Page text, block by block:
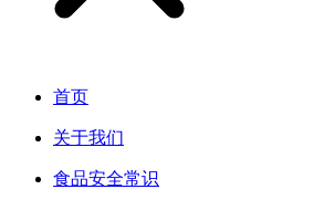
首页
关于我们
食品安全常识